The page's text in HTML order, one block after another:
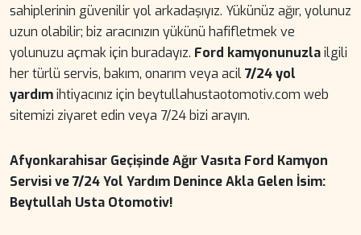
sahiplerinin güvenilir yol arkadaşıyız. Yükünüz ağır, yolunuz
uzun olabilir; biz aracınızın yükünü hafifletmek ve
yolunuzu açmak için buradayız. Ford kamyonunuzlailgili
her türlü servis, bakım, onarım veya acil7/24 yol
yardımihtiyacınız için beytullahustaotomotiv.com web
sitemizi ziyaret edin veya 7/24 bizi arayın.
Afyonkarahisar Geçişinde Ağır Vasıta Ford Kamyon
Servisi ve 7/24 Yol Yardım Denince Akla Gelen İsim:
Beytullah Usta Otomotiv!